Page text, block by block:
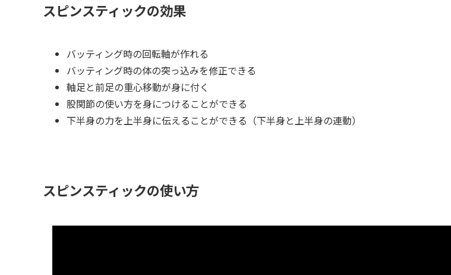
スピンスティックの効果
バッティング時の回転軸が作れる
バッティング時の体の突っ込みを修正できる
軸足と前足の重心移動が身に付く
股関節の使い方を身につけることができる
下半身の力を上半身に伝えることができる（下半身と上半身の連動）
スピンスティックの使い方